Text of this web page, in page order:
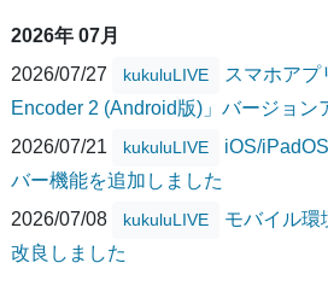
2026年 07月
2026/07/27
kukuluLIVE
スマホアプ
Encoder 2 (Android版)」バージョン
2026/07/21
kukuluLIVE
iOS/
バー機能を追加しました
2026/07/08
kukuluLIVE
モバイル環
改良しました